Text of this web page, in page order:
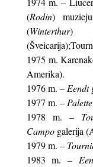
(Rodin)
(Winterthur)
1975 m.
Amerika).
1976 m. – Eendt
1977 m. – Palette
1978 m. –
Campogalerija
1979 m. –
1983 m. –